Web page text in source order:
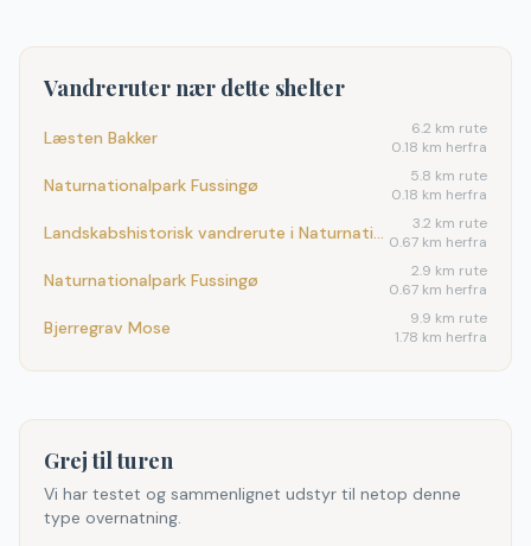
Vandreruter nær dette shelter
Læsten Bakker 6.2 km rute
0.18 km herfra
Naturnationalpark Fussingø 5.8 km rute
0.18 km herfra
Landskabshistorisk vandrerute i Naturnationalpark Fussingø 3.2 km rute
0.67 km herfra
Naturnationalpark Fussingø 2.9 km rute
0.67 km herfra
Bjerregrav Mose 9.9 km rute
1.78 km herfra
Grej til turen
Vi har testet og sammenlignet udstyr til netop denne
type overnatning.